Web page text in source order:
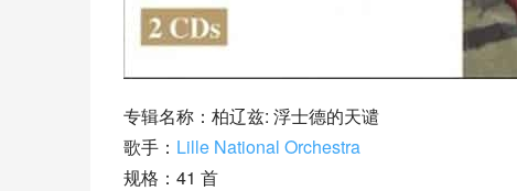
专辑名称：柏辽兹: 浮士德的天谴
歌手： Lille National Orchestra
规格：41 首